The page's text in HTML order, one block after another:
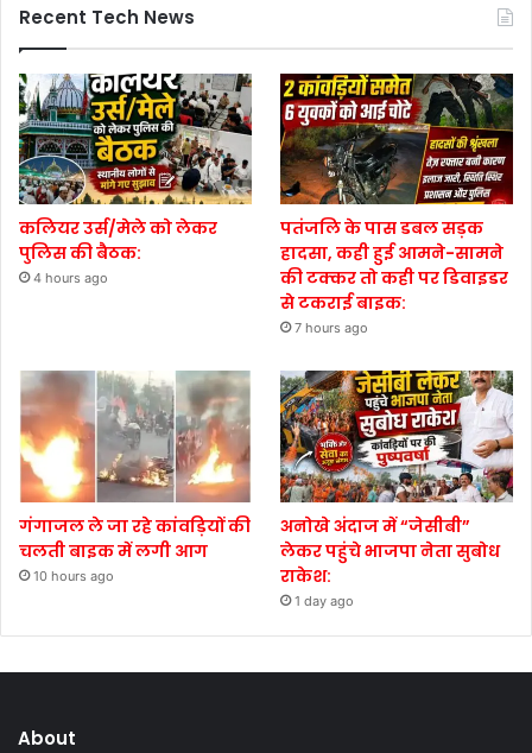
Recent Tech News
कलियर उर्स/मेले को लेकर
पुलिस की बैठक:
4 hours ago
पतंजलि के पास डबल सड़क
हादसा, कही हुई आमने-सामने
की टक्कर तो कही पर डिवाइडर
से टकराई बाइक:
7 hours ago
गंगाजल ले जा रहे कांवड़ियों की
चलती बाइक में लगी आग
10 hours ago
अनोखे अंदाज में “जेसीबी”
लेकर पहुंचे भाजपा नेता सुबोध
राकेश:
1 day ago
About